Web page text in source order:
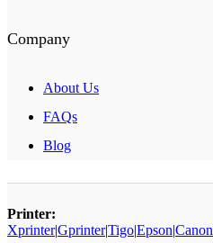
Company
About Us
FAQs
Blog
Printer:
Xprinter|Gprinter|Tigo|Epson|Canon